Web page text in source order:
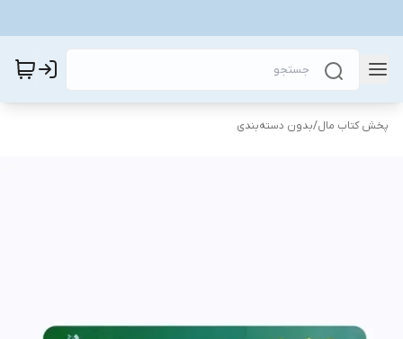
پخش کتاب مال/بدون دسته‌بندی